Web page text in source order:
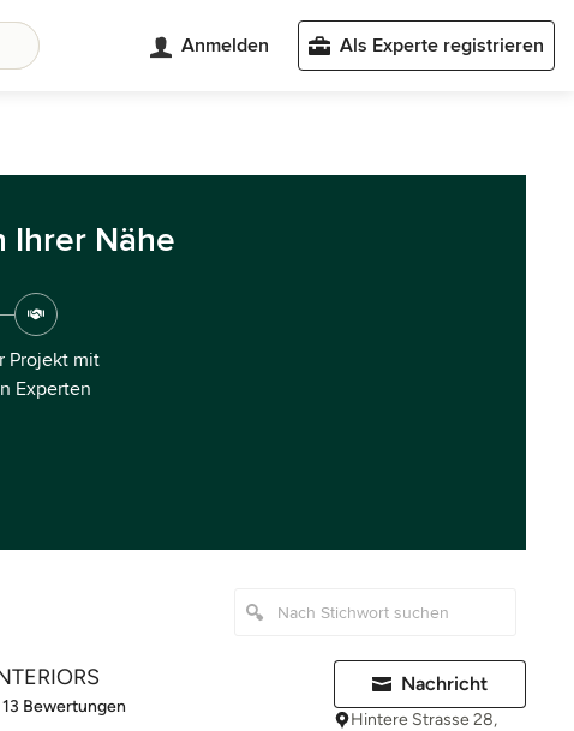
Anmelden Als Experte registrieren
Ihrer Nähe
Projekt mit
Experten
4.9 von 5 Sternen
13 Bewertungen
Nachricht
Hintere Strasse 28,